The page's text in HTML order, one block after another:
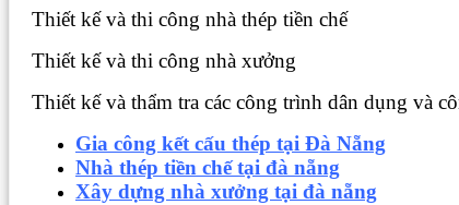
Thiết kế và thi công nhà thép tiền chế
Thiết kế và thi công nhà xưởng
Thiết kế và thẩm tra các công trình dân dụng và
Gia công kết cấu thép tại Đà Nẵng
Nhà thép tiền chế tại đà nẵng
Xây dựng nhà xưởng tại đà nẵng